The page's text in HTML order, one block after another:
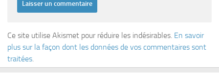
Ce site utilise Akismet pour réduire les indésirables. En savoir
plus sur la façon dont les données de vos commentaires sont
traitées.